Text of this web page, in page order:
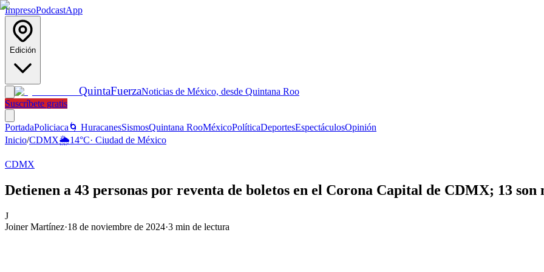
ImpresoPodcastApp
Edición
QuintaFuerzaNoticias de México, desde Quintana Roo
Suscríbete gratis
PortadaPoliciaca 🌀 HuracanesSismosQuintana RooMéxicoPolíticaDeportesEspectáculosOpinión
Inicio/CDMX🌦️14°C· Ciudad de México
CDMX
Detienen a 43 personas por reventa de boletos en el Corona Capital de CDMX; 13 son
J
Joiner Martínez·18 de noviembre de 2024·3 min de lectura